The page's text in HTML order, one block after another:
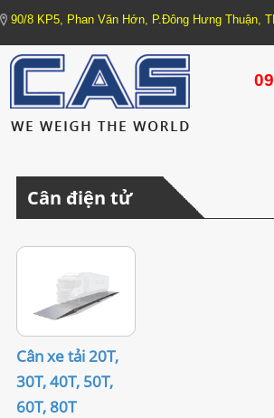
90/8 KP5, Phan Văn Hớn, P.Đông Hưng Thuận,
TRANG CHỦ
1. CÂN XE TẢI - CÂN HỆ THỐNG (Truck
1.2. Cân xe tải xách tay
1.3. Cân bồn các loại
2. CÂN CÔNG NGHIỆP (Industrial Scale)
2.1. Cân cơ bản
Cân điện tử
Cân xe tải 20T,
30T, 40T, 50T,
60T, 80T